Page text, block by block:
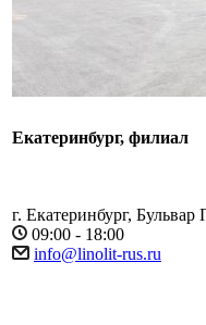
Екатеринбург, филиал
г. Екатеринбург,
09:00 - 18:00
info@linolit-rus.ru